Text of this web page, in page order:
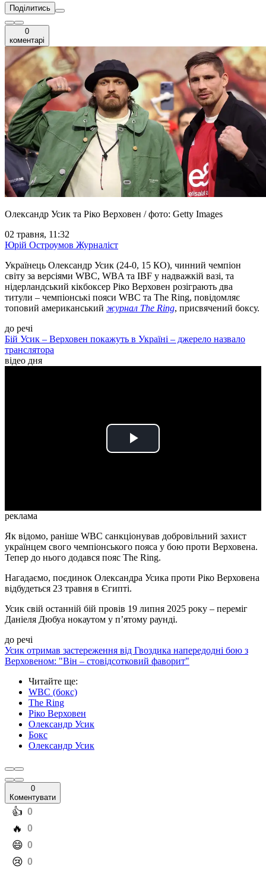
Поділитись
0
коментарі
Олександр Усик та Ріко Верховен / фото: Getty Images
02 травня, 11:32
Юрій Остроумов Журналіст
Українець Олександр Усик (24-0, 15 КО), чинний чемпіон
світу за версіями WBC, WBA та IBF у надважкій вазі, та
нідерландський кікбоксер Ріко Верховен розіграють два
титули – чемпіонські пояси WBC та The Ring, повідомляє
топовий американський журнал The Ring, присвячений боксу.
до речі
Бій Усик – Верховен покажуть в Україні – джерело назвало
транслятора
відео дня
Play
реклама
Як відомо, раніше WBC санкціонував добровільний захист
українцем свого чемпіонського пояса у бою проти Верховена.
Тепер до нього додався пояс The Ring.
Нагадаємо, поєдинок Олександра Усика проти Ріко Верховена
відбудеться 23 травня в Єгипті.
Усик свій останній бій провів 19 липня 2025 року – переміг
Даніеля Дюбуа нокаутом у п’ятому раунді.
до речі
Усик отримав застереження від Гвоздика напередодні бою з
Верховеном: "Він – стовідсотковий фаворит"
Читайте ще:
WBC (бокс)
The Ring
Ріко Верховен
Олександр Усик
Бокс
Олександр Усик
0
Коментувати
️👍 0
️🔥 0
️😄 0
️😢 0